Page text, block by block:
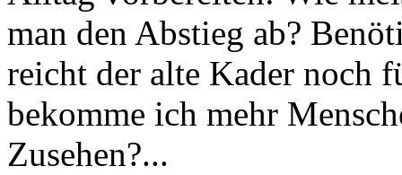
man den Abstieg ab?
reicht der alte Kader noch
bekomme ich mehr
Zusehen?...